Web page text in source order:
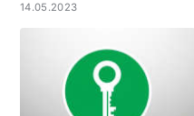
14.05.2023